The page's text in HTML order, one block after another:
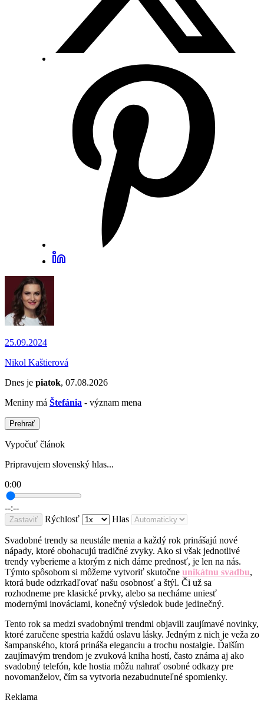
25.09.2024
Nikol Kaštierová
Dnes je piatok, 07.08.2026
Meniny má Štefánia - význam mena
Prehrať
Vypočuť článok
Pripravujem slovenský hlas...
0:00
--:--
Zastaviť Rýchlosť Hlas
Svadobné trendy sa neustále menia a každý rok prinášajú nové
nápady, ktoré obohacujú tradičné zvyky. Ako si však jednotlivé
trendy vyberieme a ktorým z nich dáme prednosť, je len na nás.
Týmto spôsobom si môžeme vytvoriť skutočne unikátnu svadbu,
ktorá bude odzrkadľovať našu osobnosť a štýl. Či už sa
rozhodneme pre klasické prvky, alebo sa necháme uniesť
modernými inováciami, konečný výsledok bude jedinečný.
Tento rok sa medzi svadobnými trendmi objavili zaujímavé novinky,
ktoré zaručene spestria každú oslavu lásky. Jedným z nich je veža zo
šampanského, ktorá prináša eleganciu a trochu nostalgie. Ďalším
zaujímavým trendom je zvuková kniha hostí, často známa aj ako
svadobný telefón, kde hostia môžu nahrať osobné odkazy pre
novomanželov, čím sa vytvoria nezabudnuteľné spomienky.
Reklama